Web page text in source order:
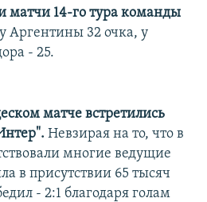
матчи 14-го тура команды
Аргентины 32 очка, у
- 25.
матче встретились
Невзирая на то, что в
многие ведущие
в присутствии 65 тысяч
- 2:1 благодаря голам